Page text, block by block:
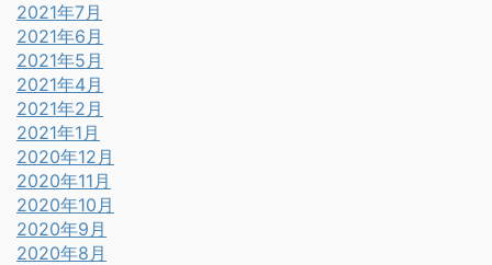
2021年7月
2021年6月
2021年5月
2021年4月
2021年2月
2021年1月
2020年12月
2020年11月
2020年10月
2020年9月
2020年8月